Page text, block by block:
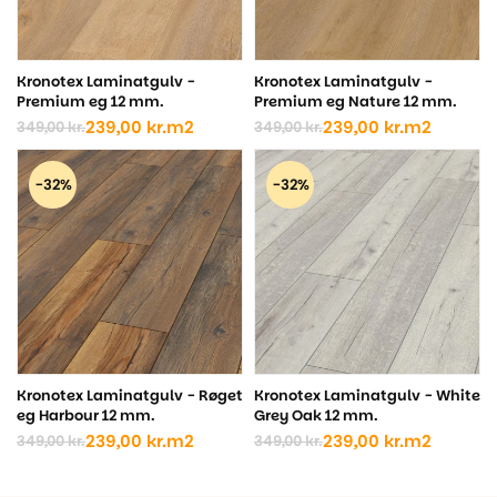
Kronotex Laminatgulv -
Premium eg 12 mm.
349,00kr.
Den
oprindelige
pris
var:
349,00 kr..
239,00 kr.
Den
aktuelle
pris
er:
239,00 kr..
m2
Kronotex Laminatgulv -
Premium eg Nature 12 mm.
349,00kr.
Den
oprindelige
pris
var:
349,00 kr..
239,00 kr.
Den
aktuelle
pris
er:
239,00 kr..
m2
-32%
Kronotex Laminatgulv - Røget
eg Harbour 12 mm.
349,00kr.
Den
239,00 kr.
Den
m2
-32%
Kronotex Laminatgulv - White
Grey Oak 12 mm.
349,00kr.
Den
239,00 kr.
Den
m2